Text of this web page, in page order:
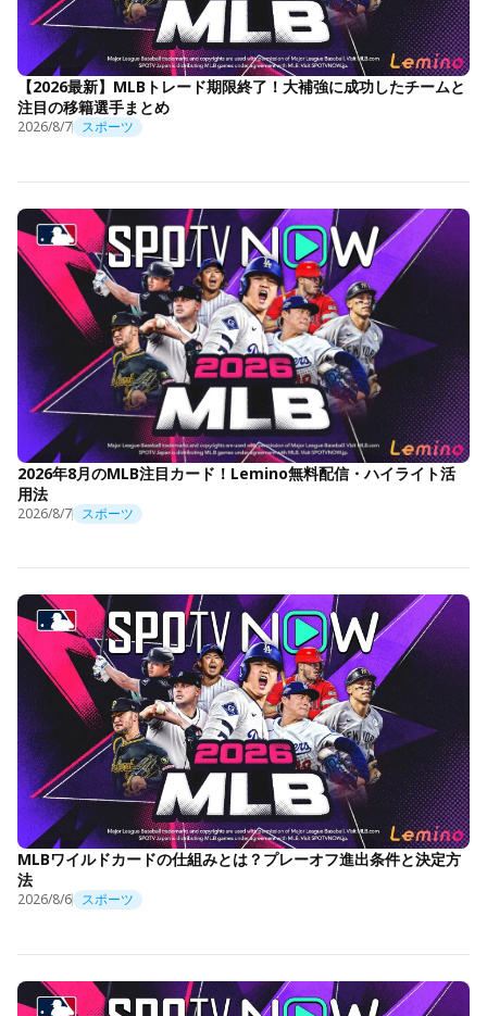
【2026最新】MLBトレード期限終了！大補強に成功したチームと
注目の移籍選手まとめ
2026/8/7 スポーツ
2026年8月のMLB注目カード！Lemino無料配信・ハイライト活
用法
2026/8/7 スポーツ
MLBワイルドカードの仕組みとは？プレーオフ進出条件と決定方
法
2026/8/6 スポーツ